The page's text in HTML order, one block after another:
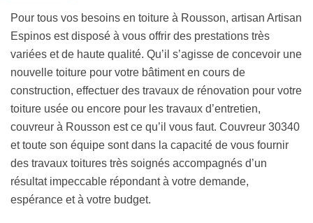
Pour tous vos besoins en toiture à Rousson, artisan Artisan
Espinos est disposé à vous offrir des prestations très
variées et de haute qualité. Qu’il s’agisse de concevoir une
nouvelle toiture pour votre bâtiment en cours de
construction, effectuer des travaux de rénovation pour votre
toiture usée ou encore pour les travaux d’entretien,
couvreur à Rousson est ce qu’il vous faut. Couvreur 30340
et toute son équipe sont dans la capacité de vous fournir
des travaux toitures très soignés accompagnés d’un
résultat impeccable répondant à votre demande,
espérance et à votre budget.